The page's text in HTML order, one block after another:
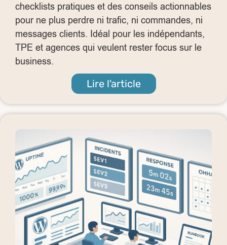
checklists pratiques et des conseils actionnables
pour ne plus perdre ni trafic, ni commandes, ni
messages clients. Idéal pour les indépendants,
TPE et agences qui veulent rester focus sur le
business.
Lire l'article